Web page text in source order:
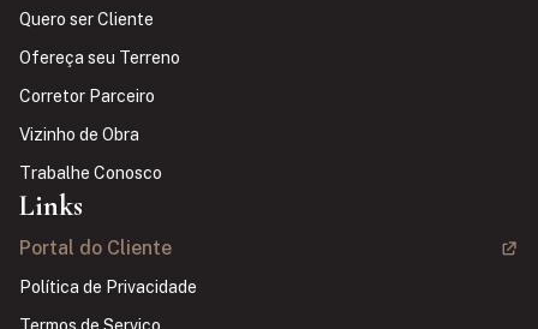
Quero ser Cliente
Ofereça seu Terreno
Corretor Parceiro
Vizinho de Obra
Trabalhe Conosco
Links
Portal do Cliente
Política de Privacidade